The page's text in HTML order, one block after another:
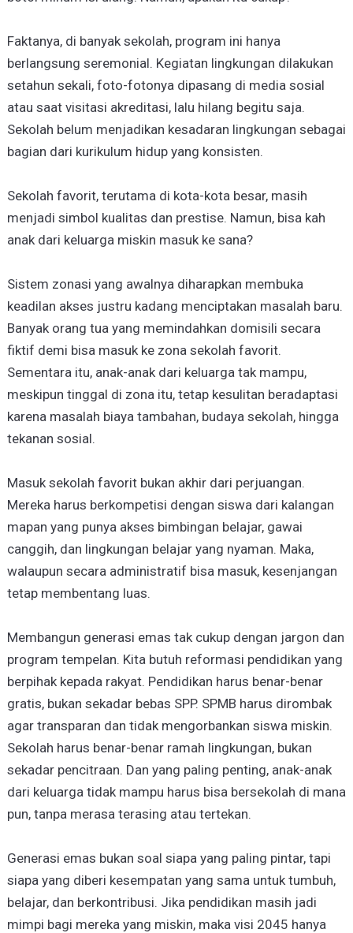
Faktanya, di banyak sekolah, program ini hanya
berlangsung seremonial. Kegiatan lingkungan dilakukan
setahun sekali, foto-fotonya dipasang di media sosial
atau saat visitasi akreditasi, lalu hilang begitu saja.
Sekolah belum menjadikan kesadaran lingkungan sebagai
bagian dari kurikulum hidup yang konsisten.
Sekolah favorit, terutama di kota-kota besar, masih
menjadi simbol kualitas dan prestise. Namun, bisa kah
anak dari keluarga miskin masuk ke sana?
Sistem zonasi yang awalnya diharapkan membuka
keadilan akses justru kadang menciptakan masalah baru.
Banyak orang tua yang memindahkan domisili secara
fiktif demi bisa masuk ke zona sekolah favorit.
Sementara itu, anak-anak dari keluarga tak mampu,
meskipun tinggal di zona itu, tetap kesulitan beradaptasi
karena masalah biaya tambahan, budaya sekolah, hingga
tekanan sosial.
Masuk sekolah favorit bukan akhir dari perjuangan.
Mereka harus berkompetisi dengan siswa dari kalangan
mapan yang punya akses bimbingan belajar, gawai
canggih, dan lingkungan belajar yang nyaman. Maka,
walaupun secara administratif bisa masuk, kesenjangan
tetap membentang luas.
Membangun generasi emas tak cukup dengan jargon dan
program tempelan. Kita butuh reformasi pendidikan yang
berpihak kepada rakyat. Pendidikan harus benar-benar
gratis, bukan sekadar bebas SPP. SPMB harus dirombak
agar transparan dan tidak mengorbankan siswa miskin.
Sekolah harus benar-benar ramah lingkungan, bukan
sekadar pencitraan. Dan yang paling penting, anak-anak
dari keluarga tidak mampu harus bisa bersekolah di mana
pun, tanpa merasa terasing atau tertekan.
Generasi emas bukan soal siapa yang paling pintar, tapi
siapa yang diberi kesempatan yang sama untuk tumbuh,
belajar, dan berkontribusi. Jika pendidikan masih jadi
mimpi bagi mereka yang miskin, maka visi 2045 hanya